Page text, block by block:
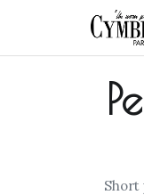
Short